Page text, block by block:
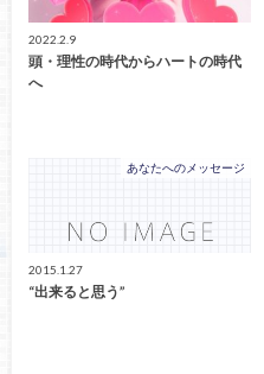
2022.2.9
頭・理性の時代からハートの時代
へ
あなたへのメッセージ
2015.1.27
“出来ると思う”